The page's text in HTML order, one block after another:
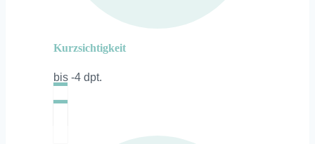
Kurzsichtigkeit
bis -4 dpt.